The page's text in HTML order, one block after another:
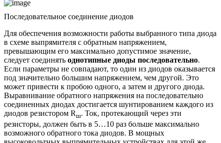
Последовательное соединение диодов
Для обеспечения возможности работы выбранного типа диода
в схеме выпрямителя с обратным напряжением,
превышающим его максимально допустимое значение,
следует соединять однотипные диоды последовательно.
Если параметры не совпадают, то один из диодов оказывается
под значительно большим напряжением, чем другой. Это
может привести к пробою одного, а затем и другого диода.
Выравнивание обратного напряжения на последовательно
соединенных диодах достигается шунтированием каждого из
диодов резистором Rш. Ток, протекающий через эти
резисторы, должен быть в 5…10 раз больше максимально
возможного обратного тока диодов. В мощных